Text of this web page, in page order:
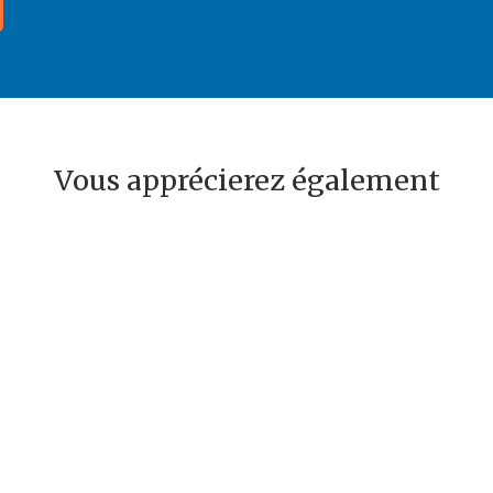
Vous apprécierez également